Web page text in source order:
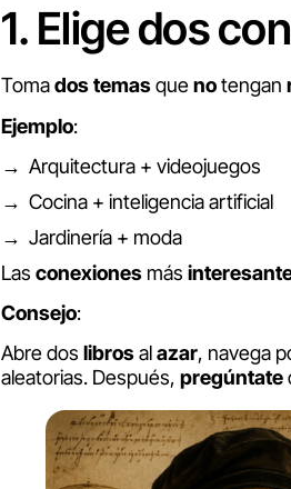
1. Elige dos
Tomadostemasquenotengan
Ejemplo:
Arquitectura + videojuegos
Cocina + inteligencia artificial
Jardinería + moda
Las conexiones más
Consejo:
Abre dos librosalazar, navega
aleatorias. Después, pregúntate